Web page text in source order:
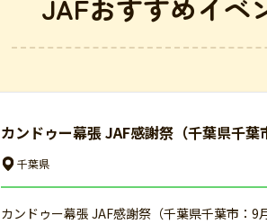
JAFおすすめイベ
カンドゥー幕張 JAF感謝祭（千葉県千葉
千葉県
カンドゥー幕張 JAF感謝祭（千葉県千葉市：9